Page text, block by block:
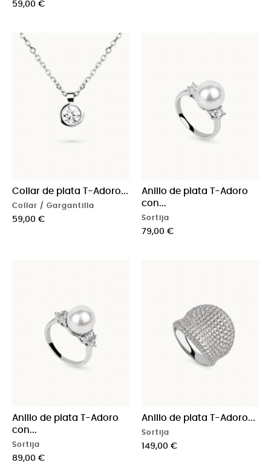
Precio
59,00 €
Collar de plata T-Adoro...
Collar / Gargantilla
Precio
59,00 €
Anillo de plata T-Adoro
con...
Sortija
Precio
79,00 €
Anillo de plata T-Adoro
con...
Sortija
Precio
89,00 €
Anillo de plata T-Adoro...
Sortija
Precio
149,00 €